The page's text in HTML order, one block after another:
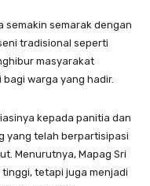
semakin semarak dengan
tradisional seperti
masyarakat
warga yang hadir.
kepada panitia dan
yang telah berpartisipasi
Menurutnya, Mapag Sri
tetapi juga menjadi